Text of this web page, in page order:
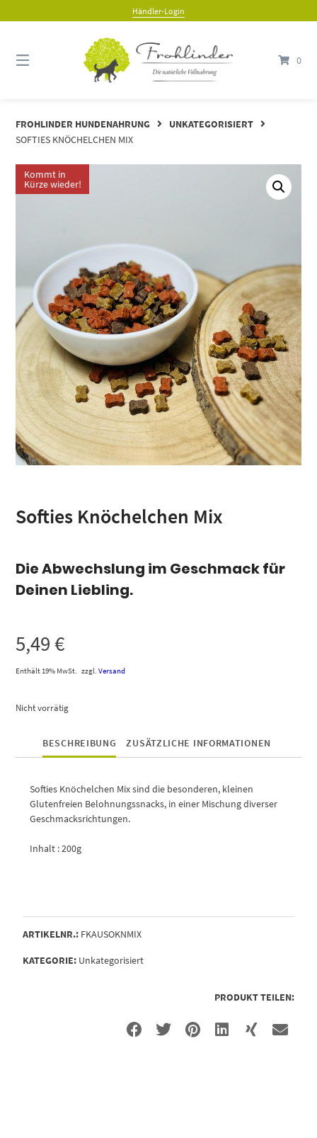
Händler-Login
0
FROHLINDER HUNDENAHRUNG
UNKATEGORISIERT
SOFTIES KNÖCHELCHEN MIX
Kommt in
Kürze wieder!
Softies Knöchelchen Mix
Die Abwechslung im Geschmack für
Deinen Liebling.
5,49€
Enthält 19% MwSt. zzgl.Versand
Nicht vorrätig
BESCHREIBUNG ZUSÄTZLICHE INFORMATIONEN
Softies Knöchelchen Mix sind die besonderen, kleinen
Glutenfreien Belohnungssnacks, in einer Mischung diverser
Geschmacksrichtungen.
Inhalt : 200g
ARTIKELNR.: FKAUSOKNMIX
KATEGORIE: Unkategorisiert
PRODUKT TEILEN: